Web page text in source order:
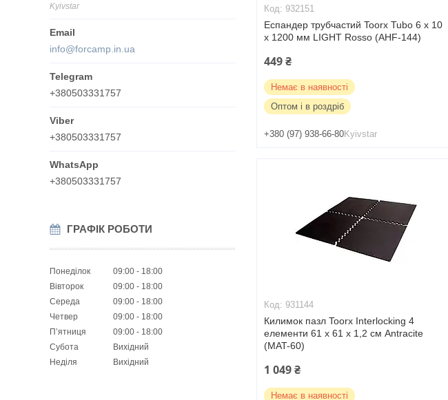
Kyivstar
info@forcamp.in.ua
+380503331757
+380503331757
+380503331757
ГРАФІК РОБОТИ
Понеділок 09:00
18:00
Вівторок
09:00
18:00
Середа
09:00
18:00
Четвер
09:00
18:00
Пʼятниця
09:00
18:00
Субота
Вихідний
Неділя
Вихідний
932151
Еспандер трубчастий Toorx Tubo 6 x 10
x 1200 мм LIGHT Rosso (AHF-144)
449 ₴
Немає в наявності
Оптом і в роздріб
+380 (97) 938-66-80Kyivstar
931144
Килимок пазл Toorx Interlocking 4
елементи 61 х 61 х 1,2 см Antracite
(MAT-60)
1 049 ₴
Немає в наявності